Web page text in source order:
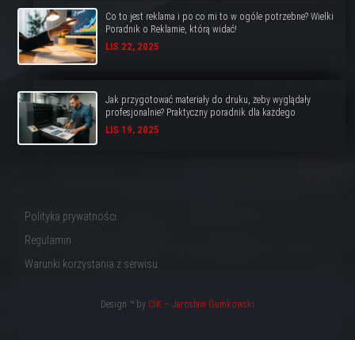
Co to jest reklama i po co mi to w ogóle potrzebne? Wielki
Poradnik o Reklamie, którą widać!
LIS 22, 2025
Jak przygotować materiały do druku, żeby wyglądały
profesjonalnie? Praktyczny poradnik dla każdego
LIS 19, 2025
Polityka prywatności
Regulamin
Warunki korzystania z serwisu
Design ™ by CIK – Jarosław Gumkowski